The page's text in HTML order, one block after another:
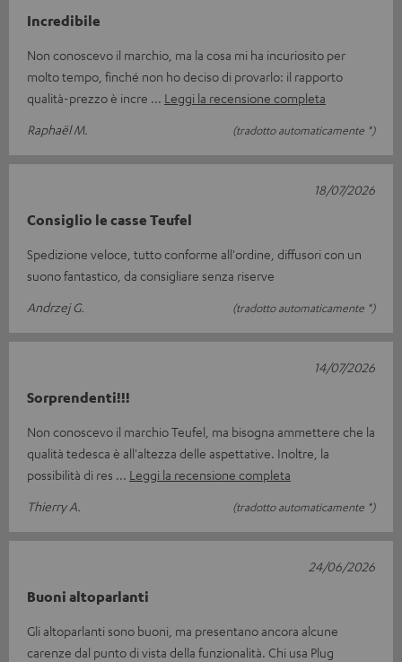
Incredibile
Non conoscevo il marchio, ma la cosa mi ha incuriosito per
molto tempo, finché non ho deciso di provarlo: il rapporto
qualità-prezzo è incre
Leggi la recensione completa
Raphaël M.
(tradotto automaticamente *)
Consiglio le casse Teufel
Spedizione veloce, tutto conforme all'ordine, diffusori con un
suono fantastico, da consigliare senza riserve
Andrzej G.
(tradotto automaticamente *)
18/07/2026
Sorprendenti!!!
Non conoscevo il marchio Teufel, ma bisogna ammettere che la
qualità tedesca è all'altezza delle aspettative. Inoltre, la
possibilità di res
Leggi la recensione completa
Thierry A.
(tradotto automaticamente *)
14/07/2026
Buoni altoparlanti
Gli altoparlanti sono buoni, ma presentano ancora alcune
carenze dal punto di vista della funzionalità. Chi usa Plug
24/06/2026